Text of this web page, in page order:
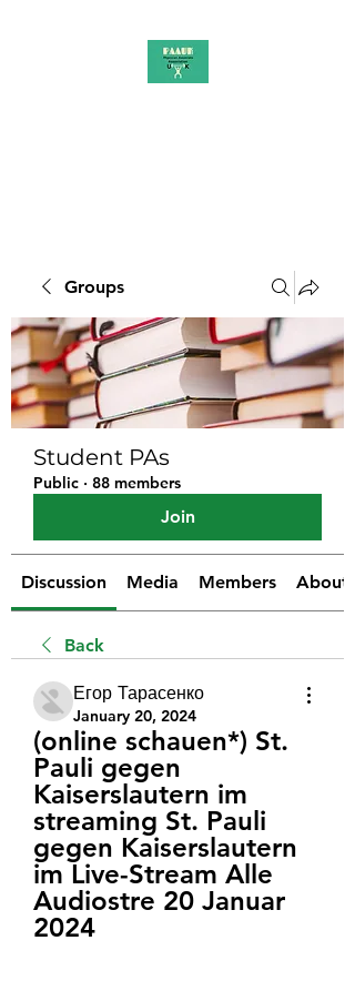
Groups
Student PAs
Public · 88 members
Join
Discussion Media Members About
Back
Егор Тарасенко
January 20, 2024
(online schauen*) St.
Pauli gegen
Kaiserslautern im
streaming St. Pauli
gegen Kaiserslautern
im Live-Stream Alle
Audiostre 20 Januar
2024